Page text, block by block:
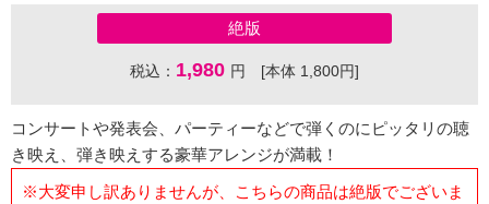
絶版
税込： 1,980 円 [本体 1,800円]
コンサートや発表会、パーティーなどで弾くのにピッタリの聴
き映え、弾き映えする豪華アレンジが満載！
※大変申し訳ありませんが、こちらの商品は絶版でございま